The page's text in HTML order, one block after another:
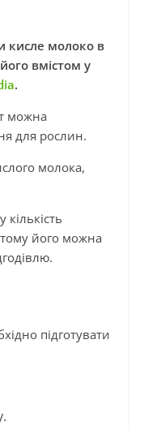
кисле молоко в
вмістом у
.
можна
для рослин.
молока,
його можна
підготувати